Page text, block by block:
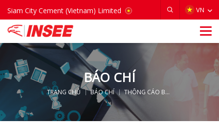
Siam City Cement (Vietnam) Limited VN
BÁO CHÍ
TRANG CHỦ BÁO CHÍ THÔNG CÁO BÁO CHÍ